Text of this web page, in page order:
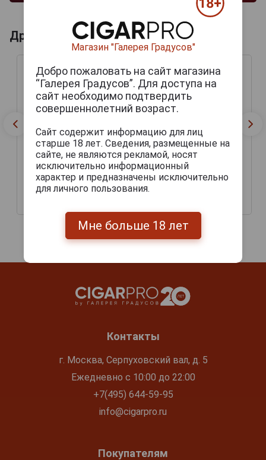
Другие продукты бренда LIGA PRIVADA
Liga Privada №9 Belicoso
Сигары Liga Privada №9
Контакты
г. Москва, Серпуховский вал, д. 5
Ежедневно с 10:00 до 22:00
+7(495) 644-59-95
info@cigarpro.ru
Покупателям
Магазин "Галерея Градусов"
Добро пожаловать на сайт магазина
“Галерея Градусов”. Для доступа на
сайт необходимо подтвердить
совершеннолетний возраст.
Сайт содержит информацию для лиц
старше 18 лет. Сведения, размещенные на
сайте, не являются рекламой, носят
исключительно информационный
характер и предназначены исключительно
для личного пользования.
Мне больше 18 лет